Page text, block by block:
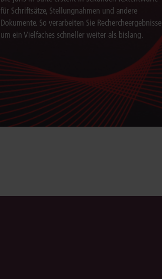
für Schriftsätze, Stellungnahmen und andere
Dokumente. So verarbeiten Sie Rechercheergebnisse
um ein Vielfaches schneller weiter als bislang.